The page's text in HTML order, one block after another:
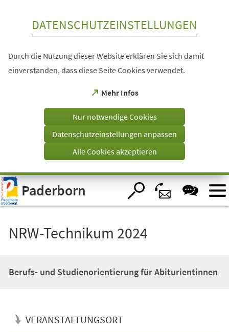
Visuelle
Assistenzsoftware
öffnen.
DATENSCHUTZEINSTELLUNGEN
Durch die Nutzung dieser Website erklären Sie sich damit
einverstanden, dass diese Seite Cookies verwendet.
Mehr Infos
(Öffnet
einem
Tab)
Nur notwendige Cookies
Datenschutzeinstellungen anpassen
Alle Cookies akzeptieren
Paderborn
NRW-Technikum 2024
Berufs- und Studienorientierung für Abiturientinnen
VERANSTALTUNGSORT